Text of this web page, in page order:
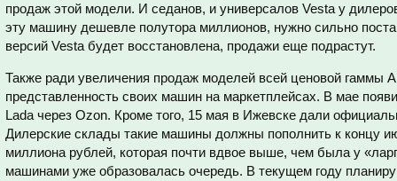
продаж этой модели. И седанов, и универсалов Vesta у
эту машину дешевле полутора миллионов, нужно сильно
версий Vesta будет восстановлена, продажи еще подрастут.
Также ради увеличения продаж моделей всей ценовой гаммы
представленность своих машин на маркетплейсах. В мае
Lada через Ozon. Кроме того, 15 мая в Ижевске дали
Дилерские склады такие машины должны пополнить к концу
миллиона рублей, которая почти вдвое выше, чем была у
машинами уже образовалась очередь. В текущем году